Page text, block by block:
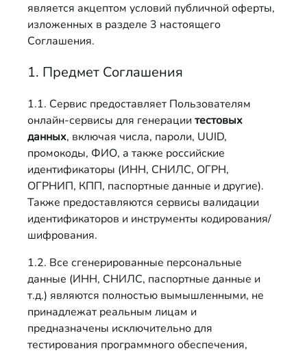
является акцептом условий публичной оферты,
изложенных в разделе 3 настоящего
Соглашения.
1. Предмет Соглашения
1.1. Сервис предоставляет Пользователям
онлайн-сервисы для генерации тестовых
данных, включая числа, пароли, UUID,
промокоды, ФИО, а также российские
идентификаторы (ИНН, СНИЛС, ОГРН,
ОГРНИП, КПП, паспортные данные и другие).
Также предоставляются сервисы валидации
идентификаторов и инструменты кодирования/
шифрования.
1.2. Все сгенерированные персональные
данные (ИНН, СНИЛС, паспортные данные и
т.д.) являются полностью вымышленными, не
принадлежат реальным лицам и
предназначены исключительно для
тестирования программного обеспечения,